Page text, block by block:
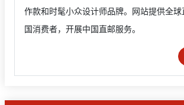
作款和时髦小众设计师品牌。网站提供全
国消费者，开展中国直邮服务。